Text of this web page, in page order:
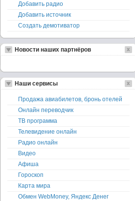
Добавить радио
Добавить источник
Создать демотиватор
Новости наших партнёров
Наши сервисы
Продажа авиабилетов, бронь отелей
Онлайн переводчик
ТВ программа
Телевидение онлайн
Радио онлайн
Видео
Афиша
Гороскоп
Карта мира
Обмен WebMoney, Яндекс Денег